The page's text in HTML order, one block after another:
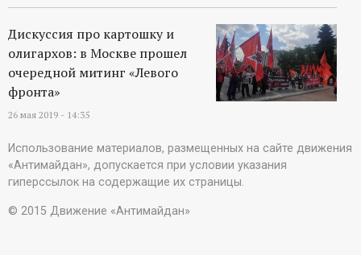
Дискуссия про картошку и
олигархов: в Москве прошел
очередной митинг «Левого
фронта»
26 мая 2019 - 14:35
Использование материалов, размещенных на сайте движения
«Антимайдан», допускается при условии указания
гиперссылок на содержащие их страницы.
© 2015 Движение «Антимайдан»